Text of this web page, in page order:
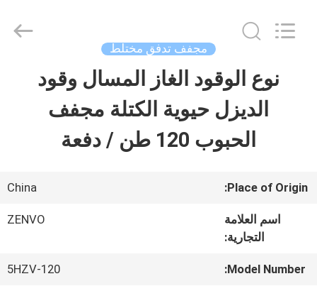
منزل،
معلومات
ZENVO
TECHNOLOGY
مجفف تدفق مختلط
نوع الوقود الغاز المسال وقود
الديزل حيوية الكتلة مجفف
الحبوب 120 طن / دفعة
Place of Origin:
China
اسم العلامة
التجارية:
ZENVO
Model Number:
5HZV-120